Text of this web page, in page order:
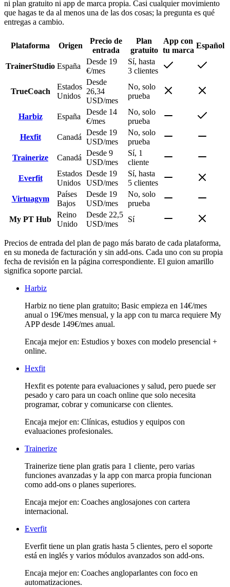
ni plan gratuito ni app de marca propia. Casi cualquier movimiento
que hagas te da al menos una de las dos cosas; la pregunta es qué
entregas a cambio.
Plataforma Origen
Precio de
entrada
Plan
gratuito
App con
tu marca
Español
TrainerStudio España
Desde 19
€/mes
Sí, hasta
3 clientes
TrueCoach
Estados
Unidos
Desde
26,34
USD/mes
No, solo
prueba
Harbiz España
Desde 14
€/mes
No, solo
prueba
Hexfit
Canadá
Desde 19
USD/mes
No, solo
prueba
Trainerize
Canadá
Desde 9
USD/mes
Sí, 1
cliente
Everfit
Estados
Unidos
Desde 19
USD/mes
Sí, hasta
5 clientes
Virtuagym
Países
Bajos
Desde 19
USD/mes
No, solo
prueba
My PT Hub
Reino
Unido
Desde 22,5
USD/mes
Sí
Precios de entrada del plan de pago más barato de cada plataforma,
en su moneda de facturación y sin add-ons. Cada uno con su propia
fecha de revisión en la página correspondiente. El guion amarillo
significa soporte parcial.
Harbiz
Harbiz no tiene plan gratuito; Basic empieza en 14€/mes
anual o 19€/mes mensual, y la app con tu marca requiere My
APP desde 149€/mes anual.
Encaja mejor en: Estudios y boxes con modelo presencial +
online.
Hexfit
Hexfit es potente para evaluaciones y salud, pero puede ser
pesado y caro para un coach online que solo necesita
programar, cobrar y comunicarse con clientes.
Encaja mejor en: Clínicas, estudios y equipos con
evaluaciones profesionales.
Trainerize
Trainerize tiene plan gratis para 1 cliente, pero varias
funciones avanzadas y la app con marca propia funcionan
como add-ons o planes superiores.
Encaja mejor en: Coaches anglosajones con cartera
internacional.
Everfit
Everfit tiene un plan gratis hasta 5 clientes, pero el soporte
está en inglés y varios módulos avanzados son add-ons.
Encaja mejor en: Coaches angloparlantes con foco en
automatizaciones.